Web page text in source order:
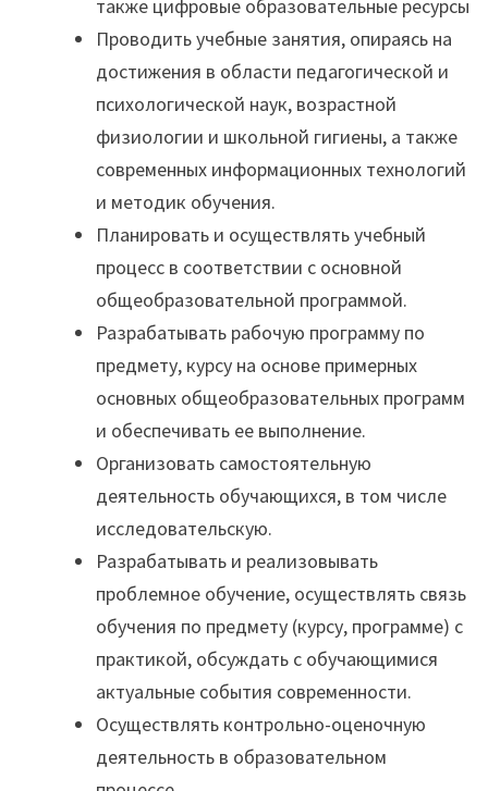
также цифровые образовательные ресурсы
Проводить учебные занятия, опираясь на
достижения в области педагогической и
психологической наук, возрастной
физиологии и школьной гигиены, а также
современных информационных технологий
и методик обучения.
Планировать и осуществлять учебный
процесс в соответствии с основной
общеобразовательной программой.
Разрабатывать рабочую программу по
предмету, курсу на основе примерных
основных общеобразовательных программ
и обеспечивать ее выполнение.
Организовать самостоятельную
деятельность обучающихся, в том числе
исследовательскую.
Разрабатывать и реализовывать
проблемное обучение, осуществлять связь
обучения по предмету (курсу, программе) с
практикой, обсуждать с обучающимися
актуальные события современности.
Осуществлять контрольно-оценочную
деятельность в образовательном